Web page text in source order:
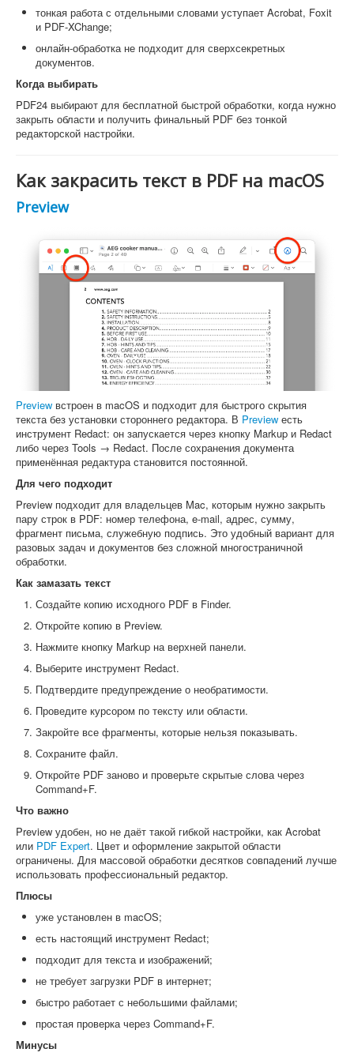
тонкая работа с отдельными словами уступает Acrobat, Foxit
и PDF-XChange;
онлайн-обработка не подходит для сверхсекретных
документов.
Когда выбирать
PDF24 выбирают для бесплатной быстрой обработки, когда нужно
закрыть области и получить финальный PDF без тонкой
редакторской настройки.
Как закрасить текст в PDF на macOS
Preview
Preview встроен в macOS и подходит для быстрого скрытия
текста без установки стороннего редактора. В Preview есть
инструмент Redact: он запускается через кнопку Markup и Redact
либо через Tools → Redact. После сохранения документа
применённая редактура становится постоянной.
Для чего подходит
Preview подходит для владельцев Mac, которым нужно закрыть
пару строк в PDF: номер телефона, e-mail, адрес, сумму,
фрагмент письма, служебную подпись. Это удобный вариант для
разовых задач и документов без сложной многостраничной
обработки.
Как замазать текст
Создайте копию исходного PDF в Finder.
Откройте копию в Preview.
Нажмите кнопку Markup на верхней панели.
Выберите инструмент Redact.
Подтвердите предупреждение о необратимости.
Проведите курсором по тексту или области.
Закройте все фрагменты, которые нельзя показывать.
Сохраните файл.
Откройте PDF заново и проверьте скрытые слова через
Command+F.
Что важно
Preview удобен, но не даёт такой гибкой настройки, как Acrobat
или PDF Expert. Цвет и оформление закрытой области
ограничены. Для массовой обработки десятков совпадений лучше
использовать профессиональный редактор.
Плюсы
уже установлен в macOS;
есть настоящий инструмент Redact;
подходит для текста и изображений;
не требует загрузки PDF в интернет;
быстро работает с небольшими файлами;
простая проверка через Command+F.
Минусы